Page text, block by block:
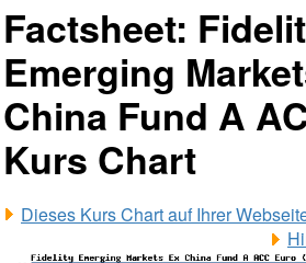
Factsheet:
Emerging
China Fund A
Kurs Chart
Dieses Kurs Chart auf Ihrer